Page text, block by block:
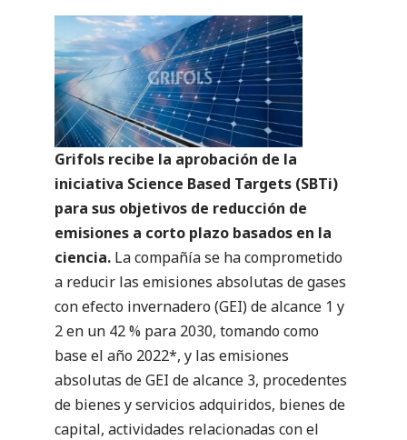
Grifols recibe la aprobación de la
iniciativa Science Based Targets (SBTi)
para sus objetivos de reducción de
emisiones a corto plazo basados en la
ciencia. La compañía se ha comprometido
a reducir las emisiones absolutas de gases
con efecto invernadero (GEI) de alcance 1 y
2 en un 42 % para 2030, tomando como
base el año 2022*, y las emisiones
absolutas de GEI de alcance 3, procedentes
de bienes y servicios adquiridos, bienes de
capital, actividades relacionadas con el